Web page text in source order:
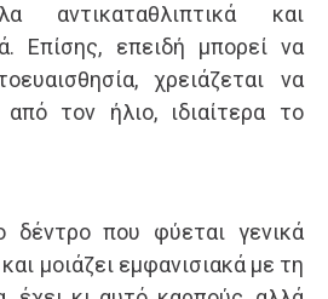
αντικαταθλιπτικά και
Επίσης, επειδή μπορεί να
χρειάζεται να
τον ήλιο, ιδιαίτερα το
δέντρο που φύεται γενικά
μοιάζει εμφανισιακά με τη